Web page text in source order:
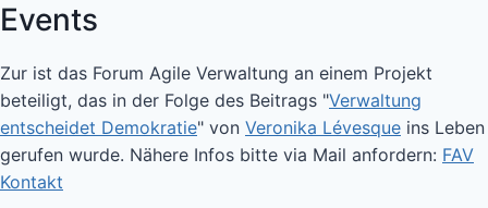
Events
Zur ist das Forum Agile Verwaltung an einem Projekt
beteiligt, das in der Folge des Beitrags "Verwaltung
entscheidet Demokratie" von Veronika Lévesque ins Leben
gerufen wurde. Nähere Infos bitte via Mail anfordern: FAV
Kontakt